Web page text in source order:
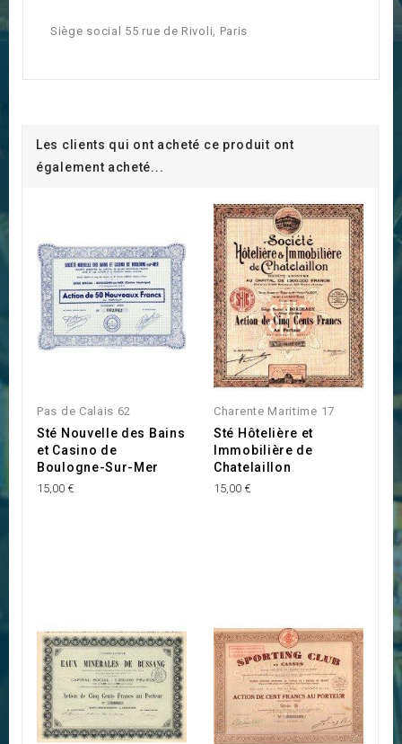
Siège social 55 rue de Rivoli, Paris
Les clients qui ont acheté ce produit ont
également acheté...
Pas de Calais 62
Sté Nouvelle des Bains
et Casino de
Boulogne-Sur-Mer
15,00 €
Charente Maritime 17
Sté Hôtelière et
Immobilière de
Chatelaillon
15,00 €